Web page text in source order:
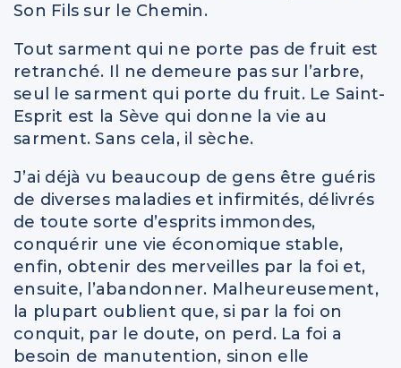
Son Fils sur le Chemin.
Tout sarment qui ne porte pas de fruit est
retranché. Il ne demeure pas sur l’arbre,
seul le sarment qui porte du fruit. Le Saint-
Esprit est la Sève qui donne la vie au
sarment. Sans cela, il sèche.
J’ai déjà vu beaucoup de gens être guéris
de diverses maladies et infirmités, délivrés
de toute sorte d’esprits immondes,
conquérir une vie économique stable,
enfin, obtenir des merveilles par la foi et,
ensuite, l’abandonner. Malheureusement,
la plupart oublient que, si par la foi on
conquit, par le doute, on perd. La foi a
besoin de manutention, sinon elle